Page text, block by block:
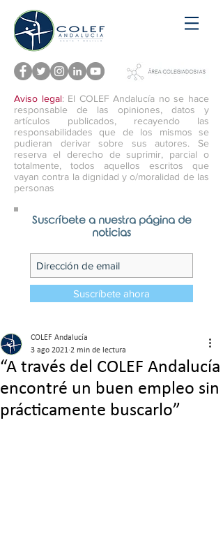
Aviso legal: El COLEF Andalucía no se hace
responsable de las opiniones, datos y
artículos publicados, recayendo las
responsabilidades que de los mismos se
pudieran derivar sobre sus autores. Se
reserva el derecho de suprimir, parcial o
totalmente, todos aquellos escritos que
vayan contra la dignidad y o/moralidad de las
personas
Suscríbete a nuestra página de
noticias
Suscríbete ahora
“A través del COLEF Andalucía
encontré un buen empleo sin
prácticamente buscarlo”
COLEF Andalucía
3 ago 2021 2 min de lectura